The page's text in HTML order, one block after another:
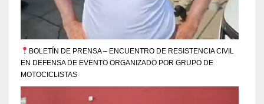
BOLETÍN DE PRENSA – ENCUENTRO DE RESISTENCIA CIVIL
EN DEFENSA DE EVENTO ORGANIZADO POR GRUPO DE
MOTOCICLISTAS